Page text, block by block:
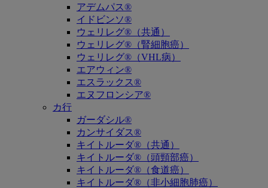
アデムパス®
イドビンソ®
ウェリレグ®（共通）
ウェリレグ®（腎細胞癌）
ウェリレグ®（VHL病）
エアウィン®
エスラックス®
エヌフロンシア®
カ行
ガーダシル®
カンサイダス®
キイトルーダ®（共通）
キイトルーダ®（頭頸部癌）
キイトルーダ®（食道癌）
キイトルーダ®（非小細胞肺癌）